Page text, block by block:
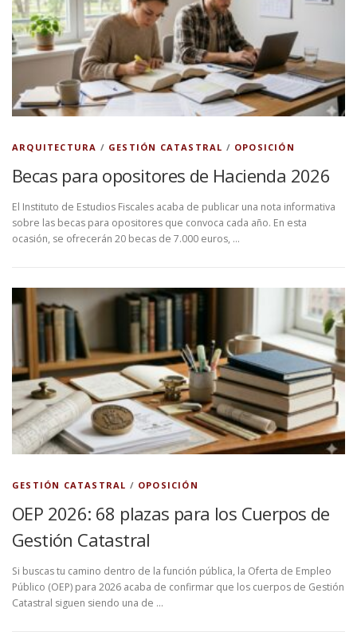
s
ARQUITECTURA / GESTIÓN CATASTRAL / OPOSICIÓN
Becas para opositores de Hacienda 2026
El Instituto de Estudios Fiscales acaba de publicar una nota informativa
sobre las becas para opositores que convoca cada año. En esta
ocasión, se ofrecerán 20 becas de 7.000 euros, …
GESTIÓN CATASTRAL / OPOSICIÓN
OEP 2026: 68 plazas para los Cuerpos de
Gestión Catastral
Si buscas tu camino dentro de la función pública, la Oferta de Empleo
Público (OEP) para 2026 acaba de confirmar que los cuerpos de Gestión
Catastral siguen siendo una de …